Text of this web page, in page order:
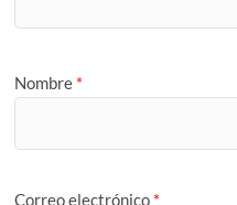
Nombre *
Correo electrónico *